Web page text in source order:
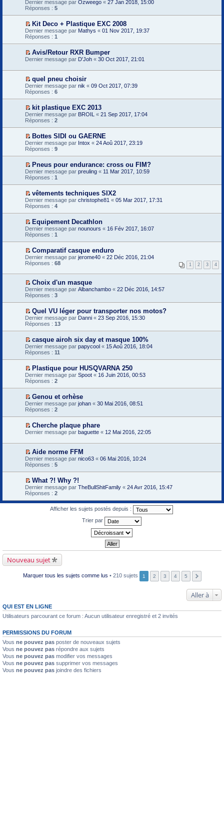
n
o
n
u
s
s
e
n
o
n
u
i
e
r
m
e
s
s
a
g
e
o
u
e
p
r
e
m
i
e
r
m
e
s
g
e
n
o
n
u
o
e
p
r
m
i
r
m
e
s
s
g
e
n
o
n
u
Dernier message par Ozweego « 27 Jan 2018, 15:00
Réponses : 5
V
o
e
r
e
m
i
e
r
m
e
s
s
g
e
n
o
n
u
Kit Deco + Plastique EXC 2008
Dernier message par Mathys « 01 Nov 2017, 19:37
Réponses : 1
V
i
e
p
r
e
m
i
e
r
m
e
s
s
g
e
n
o
u
Avis/Retour RXR Bumper
Dernier message par D'Joh « 30 Oct 2017, 21:01
V
o
e
p
r
e
m
i
e
r
m
e
s
s
a
g
e
n
o
u
quel pneu choisir
Dernier message par nik « 09 Oct 2017, 07:39
Réponses : 6
V
o
e
p
r
e
m
i
e
r
m
e
s
s
a
g
e
n
o
u
kit plastique EXC 2013
Dernier message par BROIL « 21 Sep 2017, 17:04
Réponses : 2
V
o
e
p
r
m
i
e
r
m
e
s
s
a
g
e
n
o
n
u
Bottes SIDI ou GAERNE
Dernier message par Intox « 24 Aoû 2017, 23:19
Réponses : 9
V
o
e
p
r
e
m
i
e
r
m
e
s
s
e
n
o
n
u
Pneus pour endurance: cross ou FIM?
Dernier message par preuling « 11 Mar 2017, 10:59
Réponses : 1
V
o
e
p
r
e
m
i
e
e
s
s
e
n
o
n
u
vêtements techniques SIX2
Dernier message par christophe81 « 05 Mar 2017, 17:31
Réponses : 4
V
o
e
p
e
m
i
e
r
e
s
s
e
n
o
n
u
Equipement Decathlon
Dernier message par nounours « 16 Fév 2017, 16:07
Réponses : 1
V
o
r
e
p
r
e
m
i
e
r
e
s
s
e
n
o
n
u
Comparatif casque enduro
Dernier message par jerome40 « 22 Déc 2016, 21:04
Réponses : 68 1 2 3 4
V
o
e
p
r
m
i
e
r
m
e
s
s
a
g
e
n
o
u
Choix d'un masque
Dernier message par Albanchambo « 22 Déc 2016, 14:57
Réponses : 3
V
o
e
p
r
e
m
i
e
r
m
e
s
s
a
g
e
o
u
Quel VU léger pour transporter nos motos?
Dernier message par Danni « 23 Sep 2016, 15:30
Réponses : 13
V
o
e
p
r
e
m
i
e
r
m
e
s
g
e
n
o
n
u
casque airoh six day et masque 100%
Dernier message par papycool « 15 Aoû 2016, 18:04
Réponses : 11
V
o
e
p
r
e
m
i
r
m
e
s
s
g
e
n
o
Plastique pour HUSQVARNA 250
Dernier message par Spoot « 16 Juin 2016, 00:53
Réponses : 2
V
o
e
r
e
m
i
e
r
m
e
s
s
a
Genou et orhèse
Dernier message par johan « 30 Mai 2016, 08:51
Réponses : 2
V
i
e
p
r
e
m
i
e
r
n
n
u
Cherche plaque phare
Dernier message par baguette « 12 Mai 2016, 22:05
V
o
e
p
r
e
s
a
g
n
Aide norme FFM
Dernier message par nico63 « 06 Mai 2016, 10:24
Réponses : 5
V
o
r
e
r
m
s
n
o
n
u
What ?! Why ?!
Dernier message par TheBullShitFamily « 24 Avr 2016, 15:47
Réponses : 2
Afficher les sujets postés depuis :
Trier par
Nouveau sujet
Marquer tous les sujets comme lus • 210 sujets 1 2 3 4 5
Aller à
QUI EST EN LIGNE
Utilisateurs parcourant ce forum : Aucun utilisateur enregistré et 2 invités
PERMISSIONS DU FORUM
Vous ne pouvez pas poster de nouveaux sujets
Vous ne pouvez pas répondre aux sujets
Vous ne pouvez pas modifier vos messages
Vous ne pouvez pas supprimer vos messages
Vous ne pouvez pas joindre des fichiers